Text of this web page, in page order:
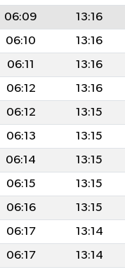
06:09 13:16
06:10 13:16
06:11 13:16
06:12 13:16
06:12 13:15
06:13 13:15
06:14 13:15
06:15 13:15
06:16 13:15
06:17 13:14
06:17 13:14